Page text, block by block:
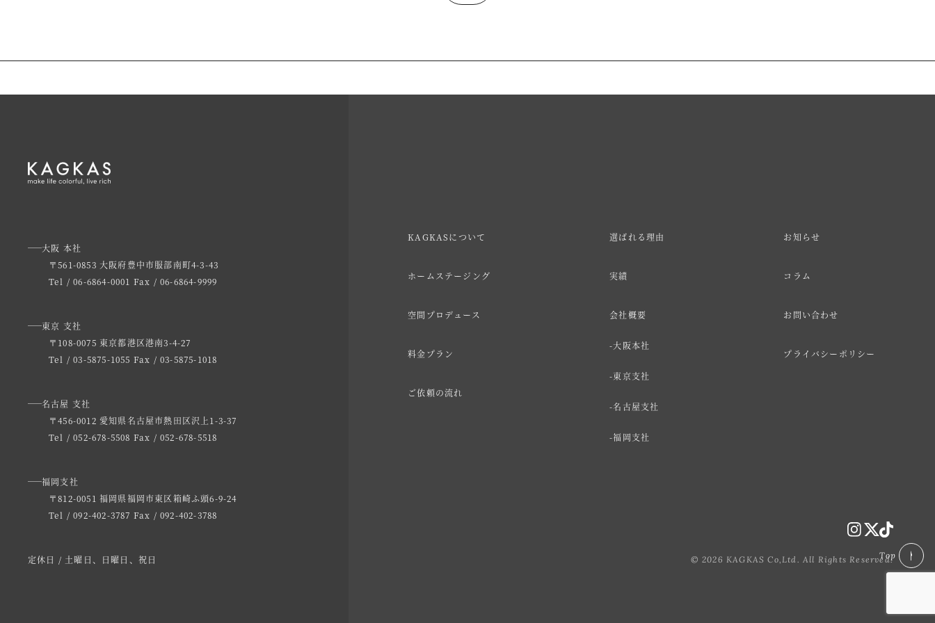
大阪 本社
〒561-0853 大阪府豊中市服部南町4-3-43
Tel / 06-6864-0001 Fax / 06-6864-9999
東京 支社
〒108-0075 東京都港区港南3-4-27
Tel / 03-5875-1055 Fax / 03-5875-1018
名古屋 支社
〒456-0012 愛知県名古屋市熱田区沢上1-3-37
Tel / 052-678-5508 Fax / 052-678-5518
福岡支社
〒812-0051 福岡県福岡市東区箱崎ふ頭6-9-24
Tel / 092-402-3787 Fax / 092-402-3788
定休日 / 土曜日、日曜日、祝日 Top
KAGKASについて
ホームステージング
空間プロデュース
料金プラン
ご依頼の流れ
選ばれる理由
実績
会社概要
大阪本社
東京支社
名古屋支社
福岡支社
お知らせ
コラム
お問い合わせ
プライバシーポリシー
© 2026 KAGKAS Co,Ltd. All Rights Reserved.